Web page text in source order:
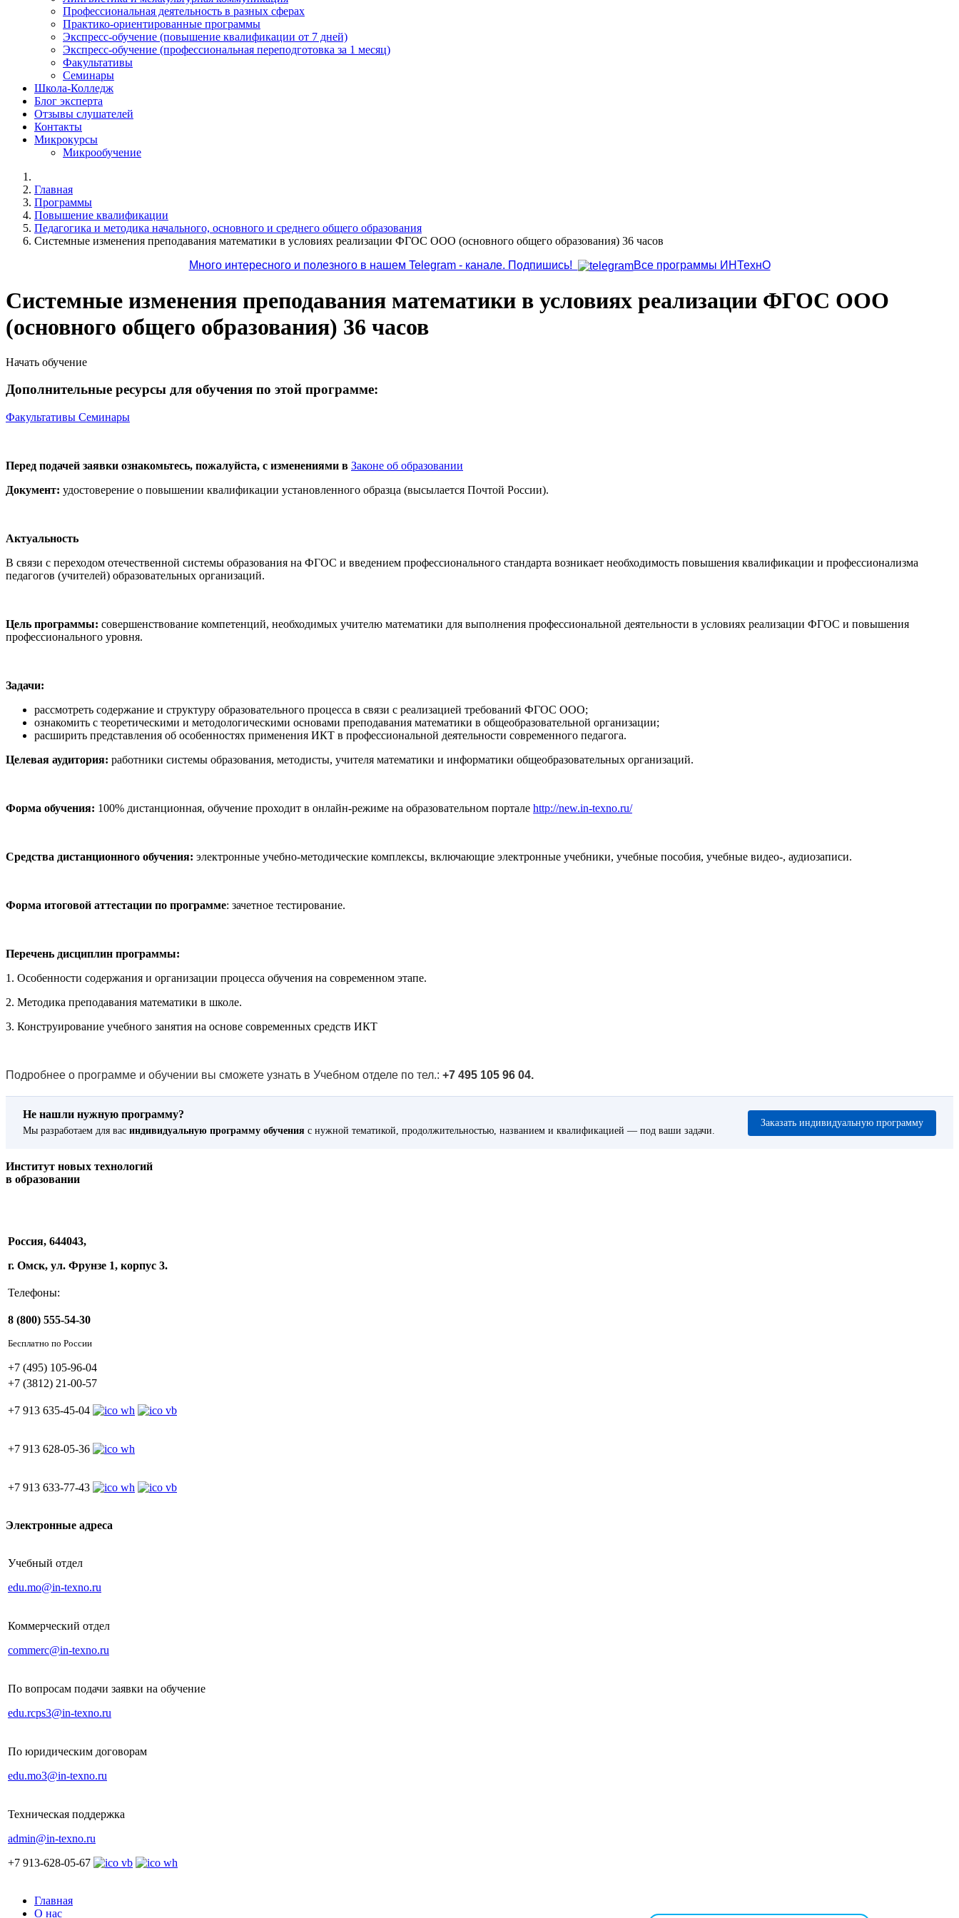
Профессиональная деятельность в разных сферах
Практико-ориентированные программы
Экспресс-обучение (повышение квалификации от 7 дней)
Экспресс-обучение (профессиональная переподготовка за 1 месяц)
Факультативы
Семинары
Школа-Колледж
Блог эксперта
Отзывы слушателей
Контакты
Микрокурсы
Микрообучение
Главная
Программы
Повышение квалификации
Педагогика и методика начального, основного и среднего общего образования
Системные изменения преподавания математики в условиях реализации ФГОС ООО (основного общего образования) 36 часов
Много интересного и полезного в нашем Telegram - канале. Подпишись!
Все программы ИНТехнО
Системные изменения преподавания математики в условиях реализации ФГОС ООО
(основного общего образования) 36 часов
Начать обучение
Дополнительные ресурсы для обучения по этой программе:
Факультативы Семинары
Перед подачей заявки ознакомьтесь, пожалуйста, с изменениями в Законе об образовании
Документ: удостоверение о повышении квалификации установленного образца (высылается Почтой России).
Актуальность
В связи с переходом отечественной системы образования на ФГОС и введением профессионального стандарта возникает необходимость повышения квалификации и профессионализма
педагогов (учителей) образовательных организаций.
Цель программы: совершенствование компетенций, необходимых учителю математики для выполнения профессиональной деятельности в условиях реализации ФГОС и повышения
профессионального уровня.
Задачи:
рассмотреть содержание и структуру образовательного процесса в связи с реализацией требований ФГОС ООО;
ознакомить с теоретическими и методологическими основами преподавания математики в общеобразовательной организации;
расширить представления об особенностях применения ИКТ в профессиональной деятельности современного педагога.
Целевая аудитория: работники системы образования, методисты, учителя математики и информатики общеобразовательных организаций.
Форма обучения: 100% дистанционная, обучение проходит в онлайн-режиме на образовательном портале http://new.in-texno.ru/
Средства дистанционного обучения: электронные учебно-методические комплексы, включающие электронные учебники, учебные пособия, учебные видео-, аудиозаписи.
Форма итоговой аттестации по программе: зачетное тестирование.
Перечень дисциплин программы:
1. Особенности содержания и организации процесса обучения на современном этапе.
2. Методика преподавания математики в школе.
3. Конструирование учебного занятия на основе современных средств ИКТ
Подробнее о программе и обучении вы сможете узнать в Учебном отделе по тел.: +7 495 105 96 04.
Не нашли нужную программу?
Мы разработаем для вас индивидуальную программу обучения с нужной тематикой, продолжительностью, названием и квалификацией — под ваши задачи.
Заказать индивидуальную программу
Институт новых технологий
в образовании
Россия, 644043,
г. Омск, ул. Фрунзе 1, корпус 3.
Телефоны:
8 (800) 555-54-30
Бесплатно по России
+7 (495) 105-96-04
+7 (3812) 21-00-57
+7 913 635-45-04
+7 913 628-05-36
+7 913 633-77-43
Электронные адреса
Учебный отдел
edu.mo@in-texno.ru
Коммерческий отдел
commerc@in-texno.ru
По вопросам подачи заявки на обучение
edu.rcps3@in-texno.ru
По юридическим договорам
edu.mo3@in-texno.ru
Техническая поддержка
admin@in-texno.ru
+7 913-628-05-67
Главная
О нас